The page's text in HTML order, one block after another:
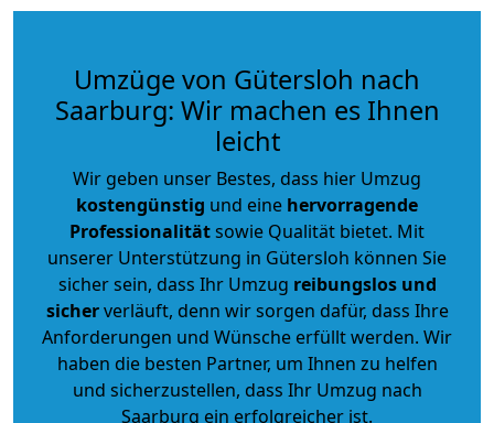
Umzüge von Gütersloh nach
Saarburg: Wir machen es Ihnen
leicht
Wir geben unser Bestes, dass hier Umzug
kostengünstig und eine hervorragende
Professionalitätsowie Qualität bietet. Mit
unserer Unterstützung in Gütersloh können Sie
sicher sein, dass Ihr Umzug reibungslos und
sicherverläuft, denn wir sorgen dafür, dass Ihre
Anforderungen und Wünsche erfüllt werden. Wir
haben die besten Partner, um Ihnen zu helfen
und sicherzustellen, dass Ihr Umzug nach
Saarburg ein erfolgreicher ist.